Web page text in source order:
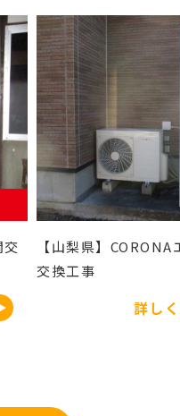
ュート
山梨県
【山梨県】イン
フォーム 寒暖差